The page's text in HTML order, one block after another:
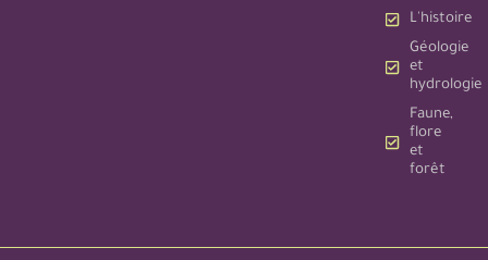
L'histoire
Géologie
et
hydrologie
Faune,
flore
et
forêt